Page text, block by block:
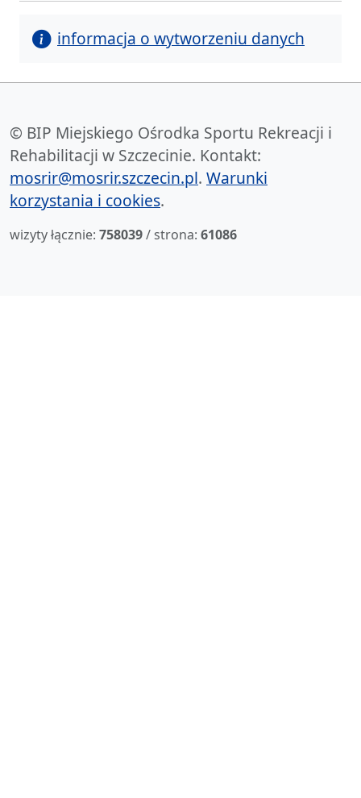
informacja o wytworzeniu danych
© BIP Miejskiego Ośrodka Sportu Rekreacji i
Rehabilitacji w Szczecinie. Kontakt:
mosrir@mosrir.szczecin.pl. Warunki
korzystania i cookies.
wizyty łącznie: 758039/ strona: 61086